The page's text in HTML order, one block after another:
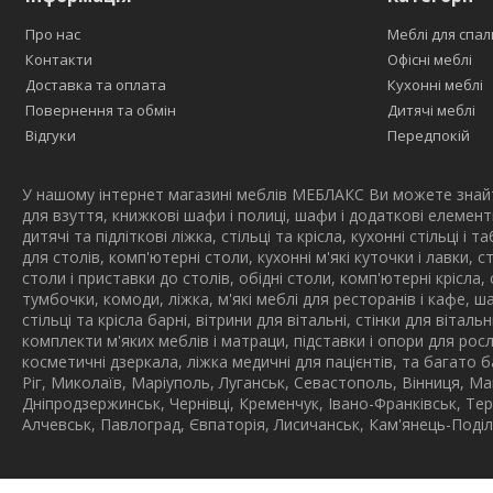
Про нас
Контакти
Доставка та оплата
Повернення та обмін
Відгуки
Меблі для
Офісні меблі
Кухонні меблі
Дитячі меблі
Передпокій
У нашому інтернет магазині меблів МЕБЛАКС Ви можете
для взуття, книжкові шафи і полиці, шафи і додаткові
дитячі та підліткові ліжка, стільці та крісла, кухонні
для столів, комп'ютерні столи, кухонні м'які куточки і лавки,
столи і приставки до столів, обідні столи, комп'ютерні
тумбочки, комоди, ліжка, м'які меблі для ресторанів і кафе,
стільці та крісла барні, вітрини для вітальні, стінки для
комплекти м'яких меблів і матраци, підставки і опори для
косметичні дзеркала, ліжка медичні для пацієнтів, та
Ріг, Миколаїв, Маріуполь, Луганськ, Севастополь, Вінниця,
Дніпродзержинськ, Чернівці, Кременчук, Івано-Франківськ,
Алчевськ, Павлоград, Євпаторія, Лисичанськ, Кам'янець-